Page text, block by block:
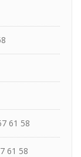
61 58
61 58